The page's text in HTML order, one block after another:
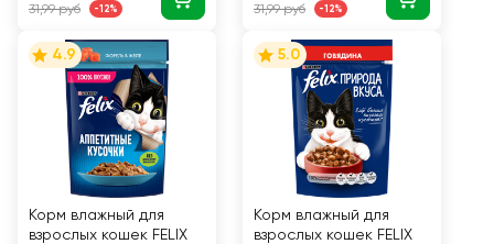
31,99 руб -12% 31,99 руб -12%
4.9
Корм влажный для
взрослых кошек FELIX
5.0
Корм влажный для
взрослых кошек FELIX